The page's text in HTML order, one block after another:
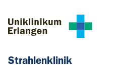
Strahlenklinik